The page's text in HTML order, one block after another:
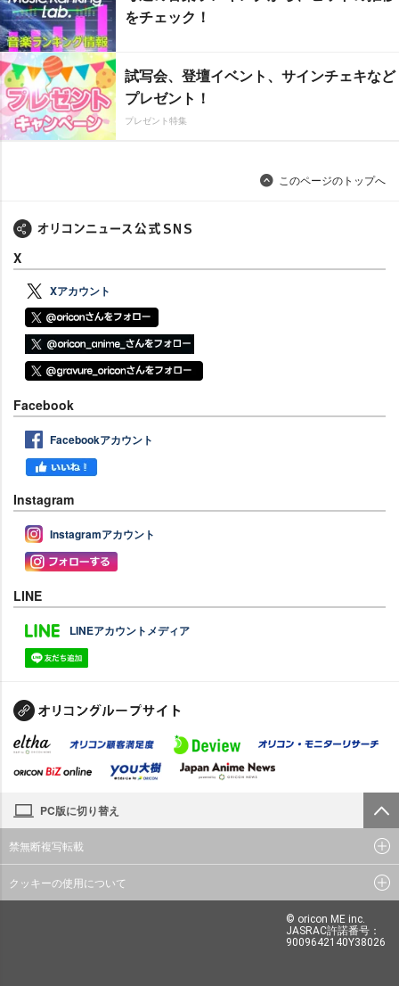
をチェック！
試写会、登壇イベント、サインチェキなど
プレゼント！
プレゼント特集
このページのトップへ
X
Xアカウント
Facebook
Facebookアカウント
Instagram
Instagramアカウント
LINE
LINEアカウントメディア
PC版に切り替え
禁無断複写転載
クッキーの使用について
© oricon ME inc.
JASRAC許諾番号：
9009642140Y38026